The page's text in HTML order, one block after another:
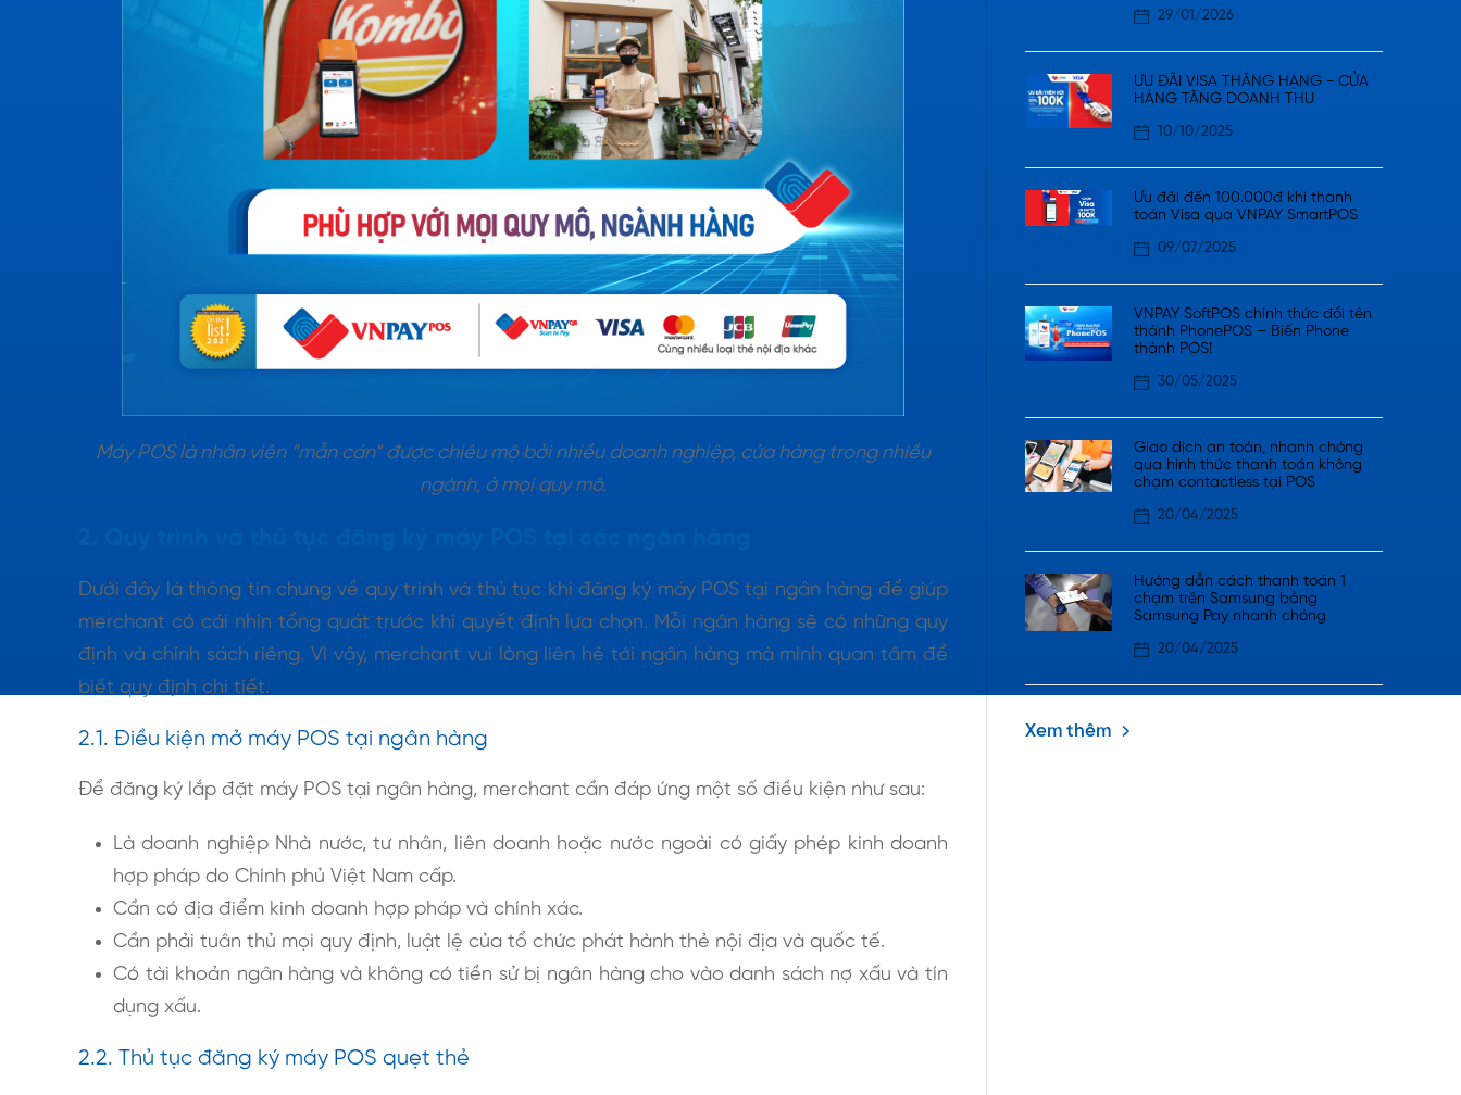
Máy POS là nhân viên “mẫn cán” được chiêu mộ bởi nhiều doanh nghiệp, cửa hàng trong nhiều
ngành, ở mọi quy mô.
Dưới đây là thông tin chung về quy trình và thủ tục khi đăng ký máy POS tại ngân hàng để giúp
merchant có cái nhìn tổng quát trước khi quyết định lựa chọn. Mỗi ngân hàng sẽ có những quy
định và chính sách riêng. Vì vậy, merchant vui lòng liên hệ tới ngân hàng mà mình quan tâm để
biết quy định chi tiết.
2.1. Điều kiện mở máy POS tại ngân hàng
Để đăng ký lắp đặt máy POS tại ngân hàng, merchant cần đáp ứng một số điều kiện như sau:
Là doanh nghiệp Nhà nước, tư nhân, liên doanh hoặc nước ngoài có giấy phép kinh doanh
hợp pháp do Chính phủ Việt Nam cấp.
Cần có địa điểm kinh doanh hợp pháp và chính xác.
Cần phải tuân thủ mọi quy định, luật lệ của tổ chức phát hành thẻ nội địa và quốc tế.
Có tài khoản ngân hàng và không có tiền sử bị ngân hàng cho vào danh sách nợ xấu và tín
dụng xấu.
2.2. Thủ tục đăng ký máy POS quẹt thẻ
29/01/2026
ƯU ĐÃI VISA THĂNG HẠNG - CỬA
HÀNG TĂNG DOANH THU
10/10/2025
Ưu đãi đến 100.000đ khi thanh
toán Visa qua VNPAY SmartPOS
09/07/2025
VNPAY SoftPOS chính thức đổi tên
thành PhonePOS – Biến Phone
thành POS!
30/05/2025
Giao dịch an toàn, nhanh chóng
qua hình thức thanh toán không
chạm contactless tại POS
20/04/2025
Hướng dẫn cách thanh toán 1
chạm trên Samsung bằng
Samsung Pay nhanh chóng
20/04/2025
Xem thêm